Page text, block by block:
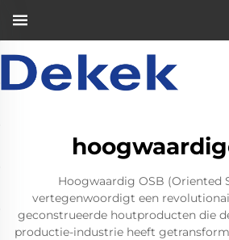
Hoogwaardig OSB (Oriented
vertegenwoordigt een
geconstrueerde houtproducten die
productie-industrie heeft